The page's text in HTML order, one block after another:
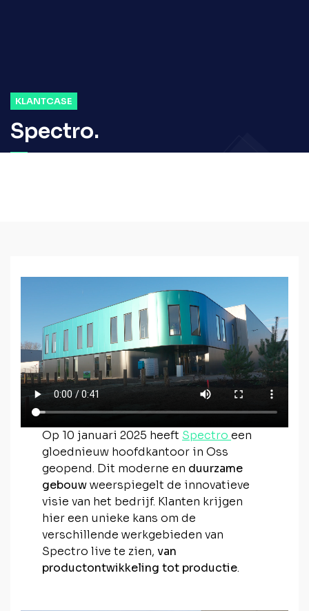
KLANTCASE
Spectro.
Op 10 januari 2025 heeft Spectroeen
gloednieuw hoofdkantoor in Oss
geopend. Dit moderne en duurzame
gebouwweerspiegelt de innovatieve
visie van het bedrijf. Klanten krijgen
hier een unieke kans om de
verschillende werkgebieden van
Spectro live te zien,van
productontwikkeling tot productie.